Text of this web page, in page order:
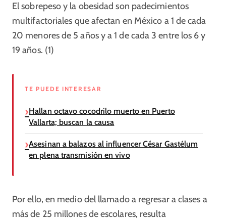
El sobrepeso y la obesidad son padecimientos
multifactoriales que afectan en México a 1 de cada
20 menores de 5 años y a 1 de cada 3 entre los 6 y
19 años. (1)
TE PUEDE INTERESAR
Hallan octavo cocodrilo muerto en Puerto
Vallarta; buscan la causa
Asesinan a balazos al influencer César Gastélum
en plena transmisión en vivo
Por ello, en medio del llamado a regresar a clases a
más de 25 millones de escolares, resulta